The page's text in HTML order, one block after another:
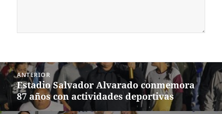
Navegación
de
entradas
ANTERIOR
Entrada
anterior:
Estadio Salvador Alvarado conmemora
87 años con actividades deportivas